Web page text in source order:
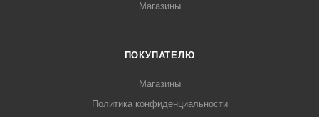
Магазины
ПОКУПАТЕЛЮ
Магазины
Политика конфиденциальности